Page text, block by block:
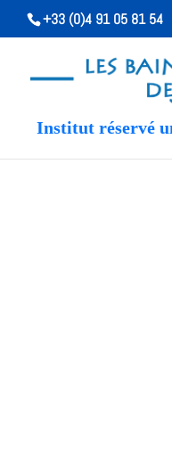
+33 (0)4 91 05 81 54